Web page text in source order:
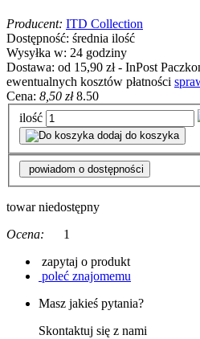
Producent: ITD Collection
Dostępność: średnia ilość
Wysyłka w: 24 godziny
Dostawa: od 15,90 zł - InPost
ewentualnych kosztów płatności
Cena: 8,50 zł 8.50
ilość
dodaj do koszyka
powiadom o dostępności
towar niedostępny
Ocena:
1
zapytaj o produkt
poleć znajomemu
Masz jakieś pytania?
Skontaktuj się z nami